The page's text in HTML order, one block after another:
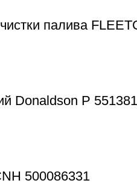
палива
Donaldson P 551381
500086331